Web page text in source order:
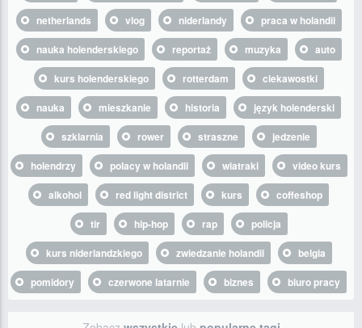
netherlands
vlog niderlandy
praca w holandii
nauka holenderskiego
reportaż muzyka
auto
kurs holenderskiego
rotterdam
ciekawostki
nauka
mieszkanie historia
język holenderski
szklarnia
rower straszne
jedzenie
holendrzy
polacy w holandii wiatraki
video kurs
alkohol
red light district kurs
coffeshop
tir
hip-hop rap
policja
kurs niderlandzkiego
zwiedzanie holandii
belgia
pomidory
czerwone latarnie biznes biuro pracy